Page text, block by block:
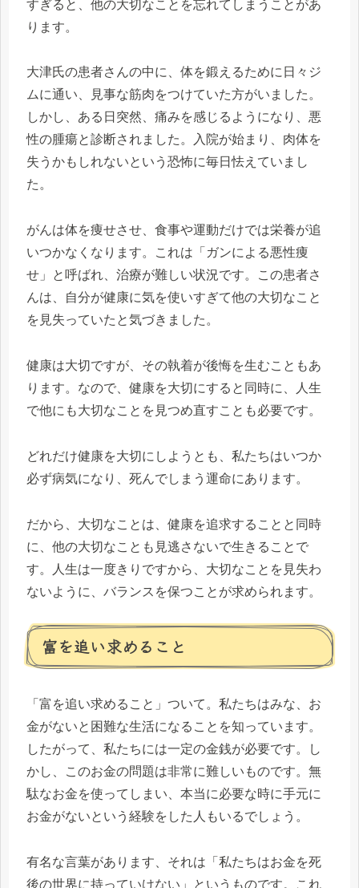
すぎると、他の大切なことを忘れてしまうことがあ
ります。
大津氏の患者さんの中に、体を鍛えるために日々ジ
ムに通い、見事な筋肉をつけていた方がいました。
しかし、ある日突然、痛みを感じるようになり、悪
性の腫瘍と診断されました。入院が始まり、肉体を
失うかもしれないという恐怖に毎日怯えていまし
た。
がんは体を痩せさせ、食事や運動だけでは栄養が追
いつかなくなります。これは「ガンによる悪性痩
せ」と呼ばれ、治療が難しい状況です。この患者さ
んは、自分が健康に気を使いすぎて他の大切なこと
を見失っていたと気づきました。
健康は大切ですが、その執着が後悔を生むこともあ
ります。なので、健康を大切にすると同時に、人生
で他にも大切なことを見つめ直すことも必要です。
どれだけ健康を大切にしようとも、私たちはいつか
必ず病気になり、死んでしまう運命にあります。
だから、大切なことは、健康を追求することと同時
に、他の大切なことも見逃さないで生きることで
す。人生は一度きりですから、大切なことを見失わ
ないように、バランスを保つことが求められます。
富を追い求めること
「富を追い求めること」ついて。私たちはみな、お
金がないと困難な生活になることを知っています。
したがって、私たちには一定の金銭が必要です。し
かし、このお金の問題は非常に難しいものです。無
駄なお金を使ってしまい、本当に必要な時に手元に
お金がないという経験をした人もいるでしょう。
有名な言葉があります、それは「私たちはお金を死
後の世界に持っていけない」というものです。これ